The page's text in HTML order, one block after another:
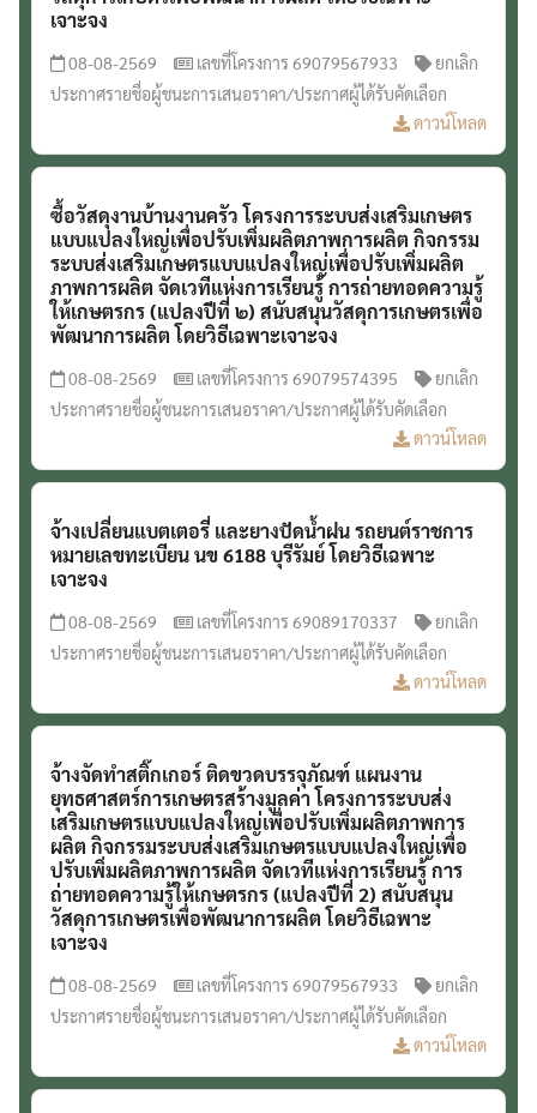
เจาะจง
08-08-2569 เลขที่โครงการ 69079567933
ยกเลิก
ประกาศรายชื่อผู้ชนะการเสนอราคา/ประกาศผู้ได้รับคัดเลือก
ดาวน์โหลด
ซื้อวัสดุงานบ้านงานครัว โครงการระบบส่งเสริมเกษตร
แบบแปลงใหญ่เพื่อปรับเพิ่มผลิตภาพการผลิต กิจกรรม
ระบบส่งเสริมเกษตรแบบแปลงใหญ่เพื่อปรับเพิ่มผลิต
ภาพการผลิต จัดเวทีแห่งการเรียนรู้ การถ่ายทอดความรู้
ให้เกษตรกร (แปลงปีที่ ๒) สนับสนุนวัสดุการเกษตรเพื่อ
พัฒนาการผลิต โดยวิธีเฉพาะเจาะจง
08-08-2569 เลขที่โครงการ 69079574395
ยกเลิก
ประกาศรายชื่อผู้ชนะการเสนอราคา/ประกาศผู้ได้รับคัดเลือก
ดาวน์โหลด
จ้างเปลี่ยนแบตเตอรี่ และยางปัดน้ำฝน รถยนต์ราชการ
หมายเลขทะเบียน นข 6188 บุรีรัมย์ โดยวิธีเฉพาะ
เจาะจง
08-08-2569 เลขที่โครงการ 69089170337
ยกเลิก
ประกาศรายชื่อผู้ชนะการเสนอราคา/ประกาศผู้ได้รับคัดเลือก
ดาวน์โหลด
จ้างจัดทำสติ๊กเกอร์ ติดขวดบรรจุภัณฑ์ แผนงาน
ยุทธศาสตร์การเกษตรสร้างมูลค่า โครงการระบบส่ง
เสริมเกษตรแบบแปลงใหญ่เพื่อปรับเพิ่มผลิตภาพการ
ผลิต กิจกรรมระบบส่งเสริมเกษตรแบบแปลงใหญ่เพื่อ
ปรับเพิ่มผลิตภาพการผลิต จัดเวทีแห่งการเรียนรู้ การ
ถ่ายทอดความรู้ให้เกษตรกร (แปลงปีที่ 2) สนับสนุน
วัสดุการเกษตรเพื่อพัฒนาการผลิต โดยวิธีเฉพาะ
เจาะจง
08-08-2569 เลขที่โครงการ 69079567933
ยกเลิก
ประกาศรายชื่อผู้ชนะการเสนอราคา/ประกาศผู้ได้รับคัดเลือก
ดาวน์โหลด